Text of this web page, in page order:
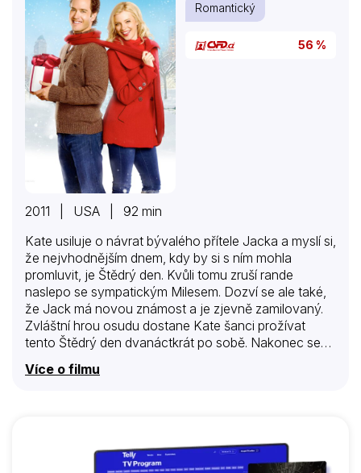
Romantický
56 %
2011 | USA | 92 min
Kate usiluje o návrat bývalého přítele Jacka a myslí si,
že nejvhodnějším dnem, kdy by si s ním mohla
promluvit, je Štědrý den. Kvůli tomu zruší rande
naslepo se sympatickým Milesem. Dozví se ale také,
že Jack má novou známost a je zjevně zamilovaný.
Zvláštní hrou osudu dostane Kate šanci prožívat
tento Štědrý den dvanáctkrát po sobě. Nakonec se
rodinu, skvělé přátelé a Milese, ze kterého se vyklube
stejný Štědrý den. Pokaždé se dozví něco víc nejen o
druhých, ale i o sobě, až nakonec pochopí, kde…
Více o filmu